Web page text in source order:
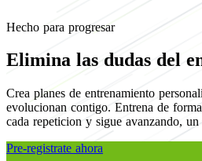
Hecho para progresar
Elimina las dudas del
Crea planes de entrenamiento
evolucionan contigo. Entrena de
cada repeticion y sigue avanzando,
Pre-registrate ahora